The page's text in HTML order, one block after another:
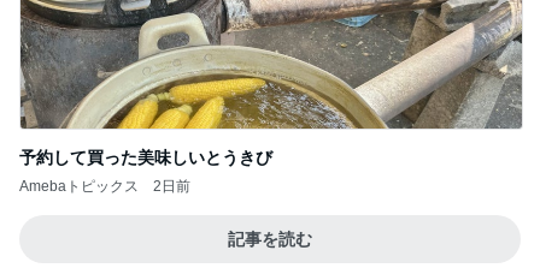
予約して買った美味しいとうきび
Amebaトピックス 2日前
記事を読む